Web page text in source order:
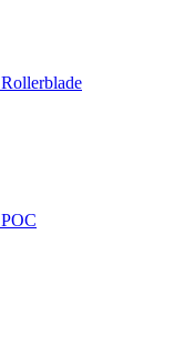
Rollerblade
POC